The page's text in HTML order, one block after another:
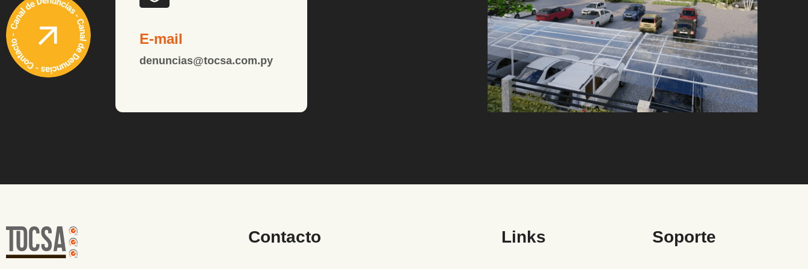
E-mail
denuncias@tocsa.com.py
Contacto Links Soporte